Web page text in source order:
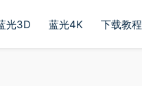
光3D 蓝光4K 下载教程